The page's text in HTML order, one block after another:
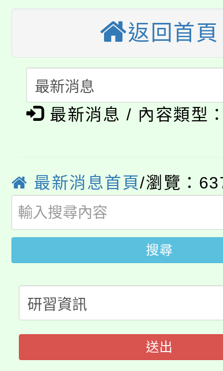
《TA101》溝通分析基
程，歡迎學生輔導中心
心理、諮商輔導、社會
系所師生報名參加。
轉知苗栗縣政府辦理
縣市「校園短影音徵
門員」簡章及活動海報
踴躍報名參加。
桃園市115學年度學生
要點
「桃園市補助參觀特色
展演活動實施計畫」
115年度「教育部表揚
義教育推展貢獻獎」
公告本校115學年度第
生本土語及新住民語歌
公告本校115學年度第
代理(課)教師甄選結果(
公告本校115學年度第
代理(課)教師甄選結果(
轉知中國文化大學推廣
《TA101》溝通分析基
程，歡迎學生輔導中心
心理、諮商輔導、社會
系所師生報名參加。
轉知苗栗縣政府辦理
縣市「校園短影音徵選
門員」簡章及活動海報
踴躍報名參加。
桃園市115學年度學生
要點
「桃園市補助參觀特色
展演活動實施計畫」
115年度「教育部表揚
義教育推展貢獻獎」
返回首頁
最新消息 / 內容類型
最新消息首頁/瀏覽：
搜尋
送出